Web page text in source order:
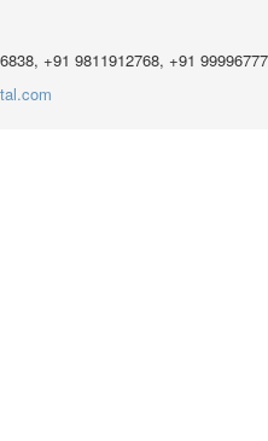
+91 9811912768, +91